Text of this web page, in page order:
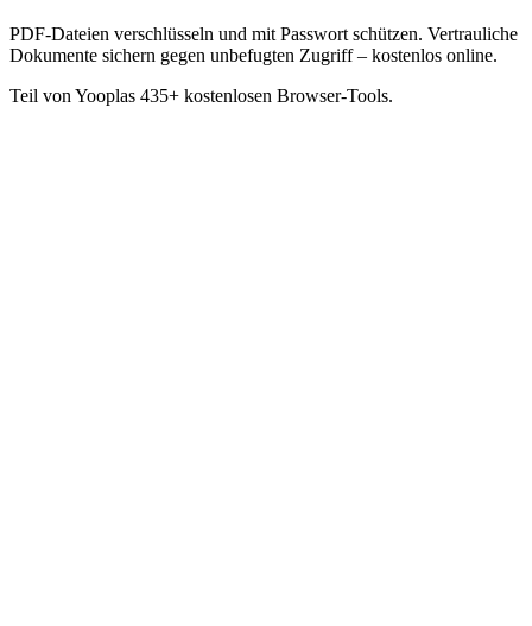
PDF-Dateien verschlüsseln und mit Passwort schützen. Vertrauliche
Dokumente sichern gegen unbefugten Zugriff – kostenlos online.
Teil von Yooplas 435+ kostenlosen Browser-Tools.